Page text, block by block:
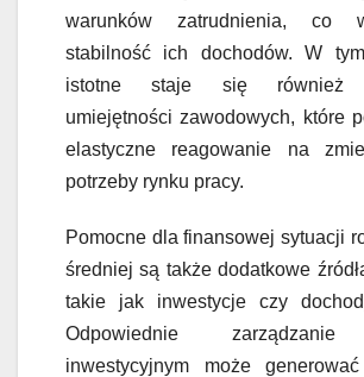
warunków zatrudnienia, co
stabilność ich dochodów. W
istotne staje się również
umiejętności zawodowych, które
elastyczne reagowanie na
potrzeby rynku pracy.
Pomocne dla finansowej sytuacji
średniej są także dodatkowe
takie jak inwestycje czy
Odpowiednie zarządzanie
inwestycyjnym może